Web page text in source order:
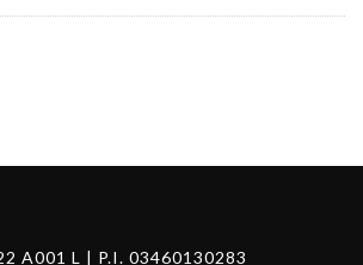
A001 L | P.I. 03460130283